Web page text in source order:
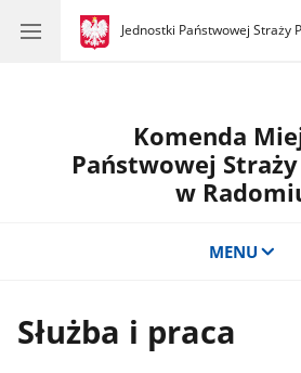
gov.pl
Jednostki Państwowej Straży
gov.pl
Jednostki
Komenda
Państwowej
w
MENU
Służba i praca